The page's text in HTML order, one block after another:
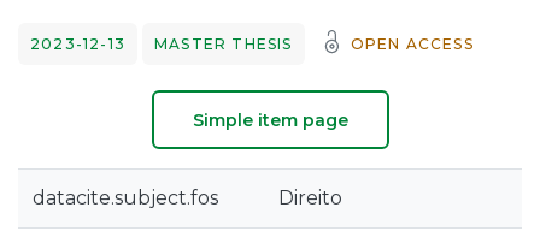
2023-12-13 MASTER THESIS OPEN ACCESS
Simple item page
datacite.subject.fos Direito